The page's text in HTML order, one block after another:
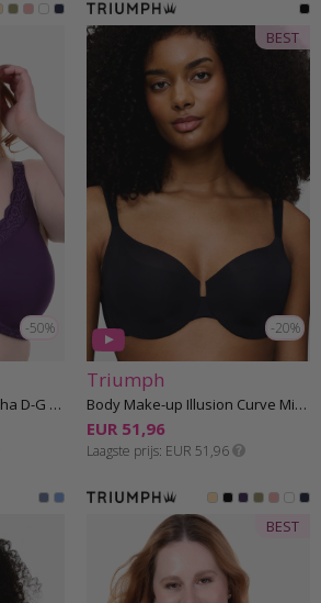
-50%
Amourette Minimizer Beha D-G cup
-20%
BEST
Triumph
Body Make-up Illusion Curve Minimizer Beha D-G cup
EUR 51,96
Laagste prijs EUR 51,96
BEST